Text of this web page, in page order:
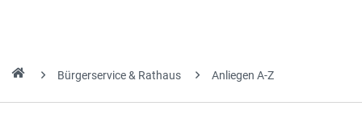
Bürgerservice & Rathaus Anliegen A-Z